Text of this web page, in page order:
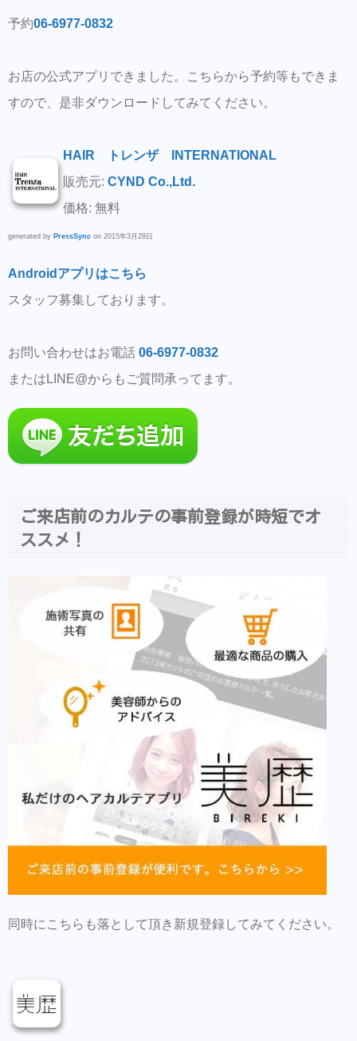
予約06-6977-0832
お店の公式アプリできました。こちらから予約等もできま
すので、是非ダウンロードしてみてください。
HAIR トレンザ INTERNATIONAL
販売元: CYND Co.,Ltd.
価格: 無料
generated by PressSync on 2015年3月28日
Androidアプリはこちら
スタッフ募集しております。
お問い合わせはお電話 06-6977-0832
またはLINE@からもご質問承ってます。
ご来店前のカルテの事前登録が時短でオ
ススメ！
同時にこちらも落として頂き新規登録してみてください。